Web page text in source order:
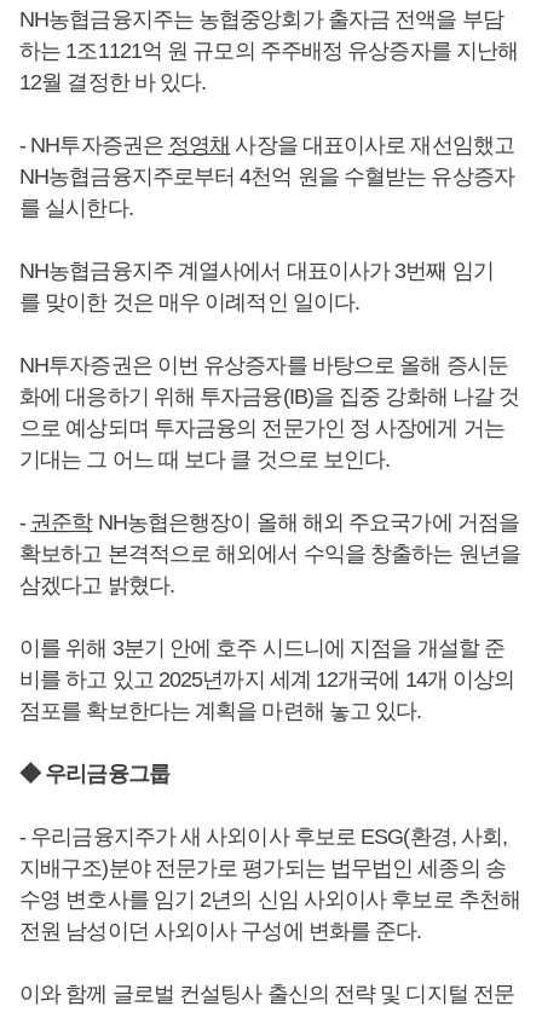
NH농협금융지주는 농협중앙회가 출자금 전액을 부담
하는 1조1121억 원 규모의 주주배정 유상증자를 지난해
12월 결정한 바 있다.
- NH투자증권은 정영채 사장을 대표이사로 재선임했고
NH농협금융지주로부터 4천억 원을 수혈받는 유상증자
를 실시한다.
NH농협금융지주 계열사에서 대표이사가 3번째 임기
를 맞이한 것은 매우 이례적인 일이다.
NH투자증권은 이번 유상증자를 바탕으로 올해 증시둔
화에 대응하기 위해 투자금융(IB)을 집중 강화해 나갈 것
으로 예상되며 투자금융의 전문가인 정 사장에게 거는
기대는 그 어느 때 보다 클 것으로 보인다.
- 권준학NH농협은행장이 올해 해외 주요국가에 거점을
확보하고 본격적으로 해외에서 수익을 창출하는 원년을
삼겠다고 밝혔다.
이를 위해 3분기 안에 호주 시드니에 지점을 개설할 준
비를 하고 있고 2025년까지 세계 12개국에 14개 이상의
점포를 확보한다는 계획을 마련해 놓고 있다.
◆ 우리금융그룹
- 우리금융지주가 새 사외이사 후보로 ESG(환경, 사회,
지배구조)분야 전문가로 평가되는 법무법인 세종의 송
수영 변호사를 임기 2년의 신임 사외이사 후보로 추천해
전원 남성이던 사외이사 구성에 변화를 준다.
이와 함께 글로벌 컨설팅사 출신의 전략 및 디지털 전문